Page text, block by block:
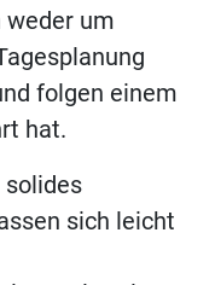
weder um
folgen einem
hat.
solides
sich leicht